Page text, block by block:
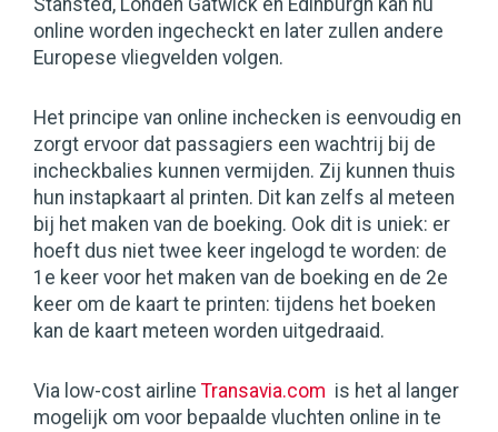
Stansted, Londen Gatwick en Edinburgh kan nu
online worden ingecheckt en later zullen andere
Europese vliegvelden volgen.
Het principe van online inchecken is eenvoudig en
zorgt ervoor dat passagiers een wachtrij bij de
incheckbalies kunnen vermijden. Zij kunnen thuis
hun instapkaart al printen. Dit kan zelfs al meteen
bij het maken van de boeking. Ook dit is uniek: er
hoeft dus niet twee keer ingelogd te worden: de
1e keer voor het maken van de boeking en de 2e
keer om de kaart te printen: tijdens het boeken
kan de kaart meteen worden uitgedraaid.
Via low-cost airline Transavia.com is het al langer
mogelijk om voor bepaalde vluchten online in te